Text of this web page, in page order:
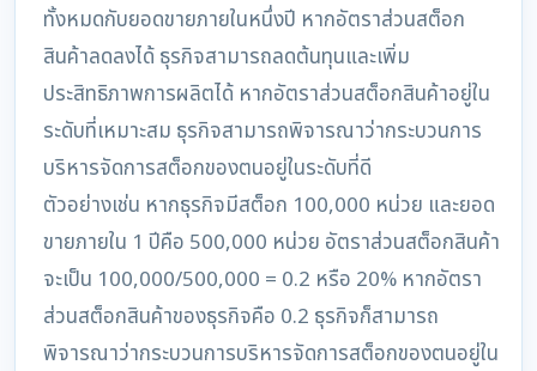
ทั้งหมดกับยอดขายภายในหนึ่งปี หากอัตราส่วนสต็อก
สินค้าลดลงได้ ธุรกิจสามารถลดต้นทุนและเพิ่ม
ประสิทธิภาพการผลิตได้ หากอัตราส่วนสต็อกสินค้าอยู่ใน
ระดับที่เหมาะสม ธุรกิจสามารถพิจารณาว่ากระบวนการ
บริหารจัดการสต็อกของตนอยู่ในระดับที่ดี
ตัวอย่างเช่น หากธุรกิจมีสต็อก 100,000 หน่วย และยอด
ขายภายใน 1 ปีคือ 500,000 หน่วย อัตราส่วนสต็อกสินค้า
จะเป็น 100,000/500,000 = 0.2 หรือ 20% หากอัตรา
ส่วนสต็อกสินค้าของธุรกิจคือ 0.2 ธุรกิจก็สามารถ
พิจารณาว่ากระบวนการบริหารจัดการสต็อกของตนอยู่ใน